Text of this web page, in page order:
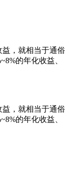
，就相当于通俗
的年化收益、
，就相当于通俗
的年化收益、